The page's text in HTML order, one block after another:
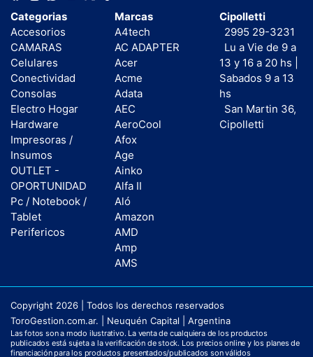
Categorias
Accesorios
CAMARAS
Celulares
Conectividad
Consolas
Electro Hogar
Hardware
Impresoras /
Insumos
OUTLET -
OPORTUNIDAD
Pc / Notebook /
Tablet
Perifericos
Marcas
A4tech
AC ADAPTER
Acer
Acme
Adata
AEC
AeroCool
Afox
Age
Ainko
Alfa II
Aló
Amazon
AMD
Amp
AMS
Cipolletti
2995 29-3231
Lu a Vie de 9 a
13 y 16 a 20 hs |
Sabados 9 a 13
hs
San Martin 36,
Cipolletti
Copyright 2026 | Todos los derechos reservados
ToroGestion.com.ar. | Neuquén Capital | Argentina
Las fotos son a modo ilustrativo. La venta de cualquiera de los productos
publicados está sujeta a la verificación de stock. Los precios online y los planes de
financiación para los productos presentados/publicados son válidos